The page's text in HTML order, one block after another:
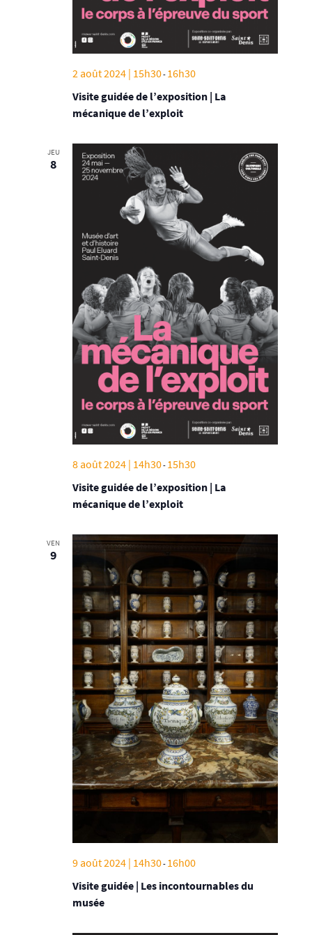
Visite guidée de l’exposition | La
mécanique de l’exploit
2 août 2024 | 15h30- 16h30
JEU
8
Visite guidée de l’exposition | La
mécanique de l’exploit
8 août 2024 | 14h30- 15h30
VEN
9
Visite guidée | Les incontournables du
musée
9 août 2024 | 14h30- 16h00